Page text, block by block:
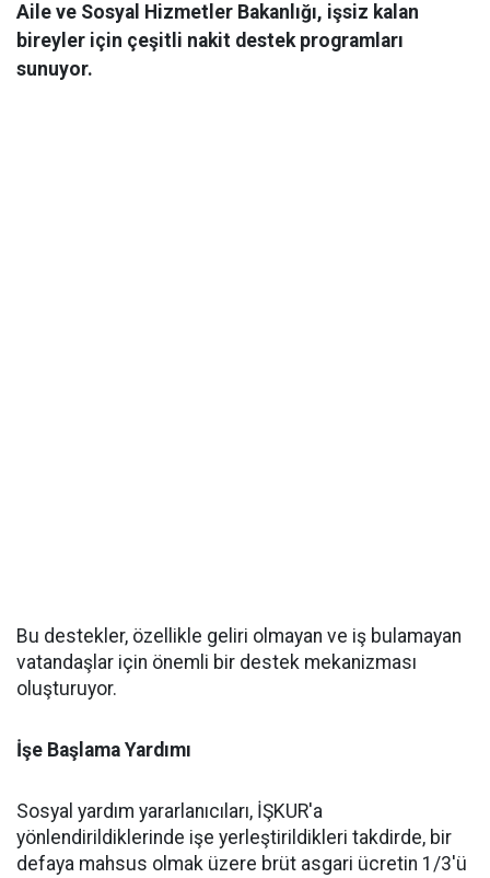
Aile ve Sosyal Hizmetler Bakanlığı, işsiz kalan
bireyler için çeşitli nakit destek programları
sunuyor.
Bu destekler, özellikle geliri olmayan ve iş bulamayan
vatandaşlar için önemli bir destek mekanizması
oluşturuyor.
İşe Başlama Yardımı
Sosyal yardım yararlanıcıları, İŞKUR'a
yönlendirildiklerinde işe yerleştirildikleri takdirde, bir
defaya mahsus olmak üzere brüt asgari ücretin 1/3'ü